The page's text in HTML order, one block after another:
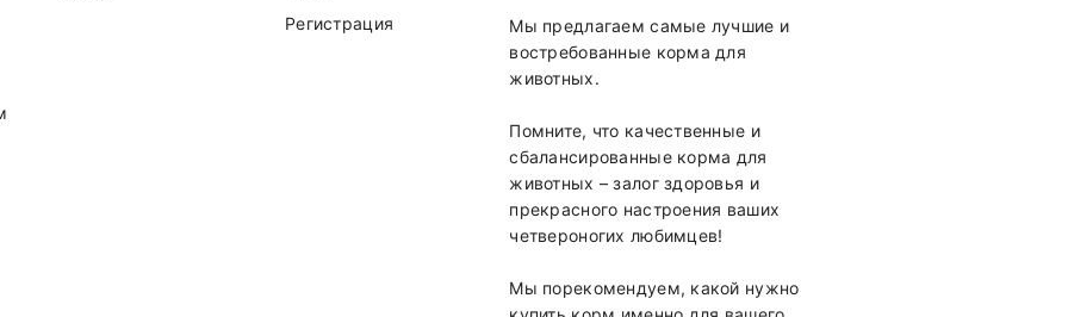
Регистрация
Мы предлагаем самые лучшие и
востребованные корма для
животных.
Помните, что качественные и
сбалансированные корма для
животных – залог здоровья и
прекрасного настроения ваших
четвероногих любимцев!
Мы порекомендуем, какой нужно